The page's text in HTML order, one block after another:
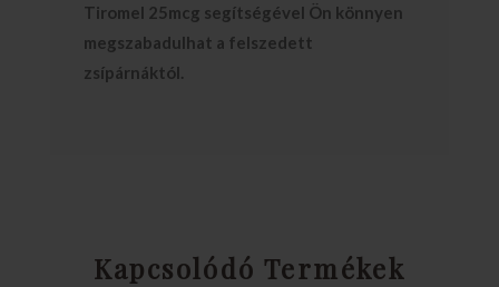
Tiromel 25mcg segítségével Ön könnyen
megszabadulhat a felszedett
zsípárnáktól.
Kapcsolódó Termékek